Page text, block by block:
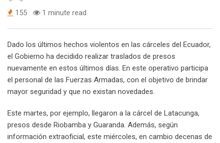
155 1 minute read
Dado los últimos hechos violentos en las cárceles del Ecuador,
el Gobierno ha decidido realizar traslados de presos
nuevamente en estos últimos días. En este operativo participa
el personal de las Fuerzas Armadas, con el objetivo de brindar
mayor seguridad y que no existan novedades.
Este martes, por ejemplo, llegaron a la cárcel de Latacunga,
presos desde Riobamba y Guaranda. Además, según
información extraoficial, este miércoles, en cambio decenas de